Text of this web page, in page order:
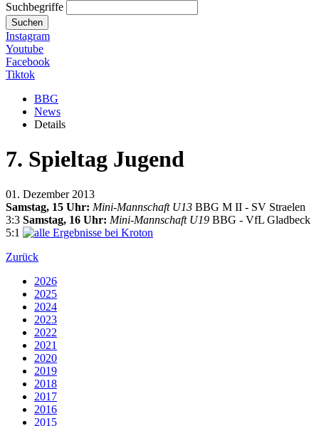
Suchbegriffe
Suchen
Instagram
Youtube
Facebook
Tiktok
BBG
News
Details
7. Spieltag Jugend
01. Dezember 2013
Samstag, 15 Uhr: Mini-Mannschaft U13 BBG M II - SV Straelen
3:3 Samstag, 16 Uhr: Mini-Mannschaft U19 BBG - VfL Gladbeck
5:1
Zurück
2026
2025
2024
2023
2022
2021
2020
2019
2018
2017
2016
2015